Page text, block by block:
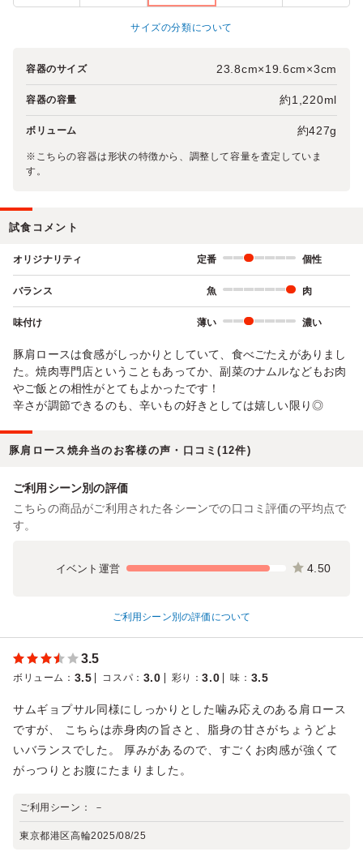
サイズの分類について
容器のサイズ 23.8cm×19.6cm×3cm
容器の容量 約1,220ml
ボリューム 約427g
※こちらの容器は形状の特徴から、調整して容量を査定していま
す。
試食コメント
オリジナリティ 定番 個性
バランス 魚 肉
味付け 薄い 濃い
豚肩ロースは食感がしっかりとしていて、食べごたえがありまし
た。焼肉専門店ということもあってか、副菜のナムルなどもお肉
やご飯との相性がとてもよかったです！
辛さが調節できるのも、辛いもの好きとしては嬉しい限り◎
豚肩ロース焼弁当のお客様の声・口コミ(12件)
ご利用シーン別の評価
こちらの商品がご利用された各シーンでの口コミ評価の平均点で
す。
イベント運営 4.50
ご利用シーン別の評価について
3.5
ボリューム ： 3.5 コスパ ： 3.0 彩り ：3.0 味 ： 3.5
サムギョプサル同様にしっかりとした噛み応えのある肩ロース
ですが、 こちらは赤身肉の旨さと、脂身の甘さがちょうどよ
いバランスでした。 厚みがあるので、すごくお肉感が強くて
がっつりとお腹にたまりました。
ご利用シーン： －
東京都港区高輪2025/08/25